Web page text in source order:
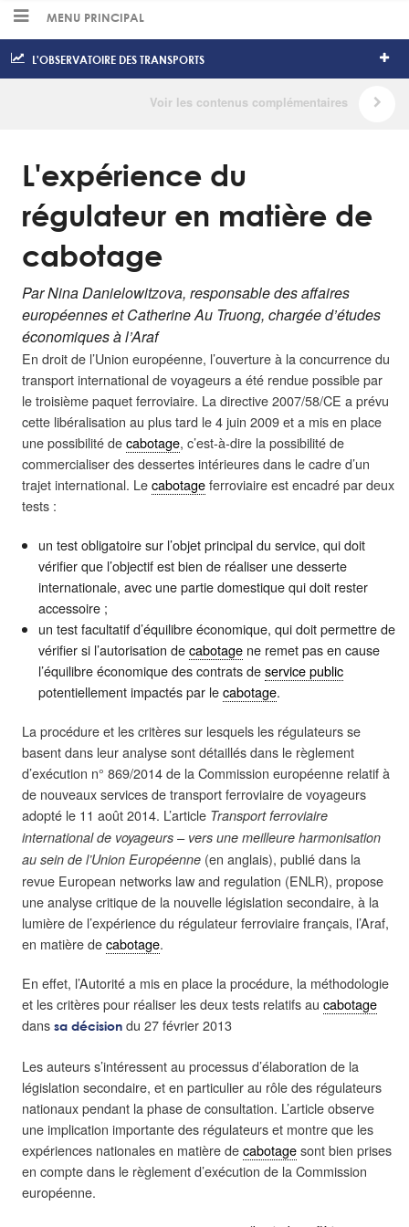
MENU PRINCIPAL
L'OBSERVATOIRE DES TRANSPORTS
L'expérience du
régulateur en matière de
cabotage
Par Nina Danielowitzova, responsable des affaires
européennes et Catherine Au Truong, chargée d’études
économiques à l’Araf
En droit de l’Union européenne, l’ouverture à la concurrence du
transport international de voyageurs a été rendue possible par
le troisième paquet ferroviaire. La directive 2007/58/CE a prévu
cette libéralisation au plus tard le 4 juin 2009 et a mis en place
une possibilité decabotage, c’est-à-dire la possibilité de
commercialiser des dessertes intérieures dans le cadre d’un
trajet international. Lecabotageferroviaire est encadré par deux
tests :
un test obligatoire sur l’objet principal du service, qui doit
vérifier que l’objectif est bien de réaliser une desserte
internationale, avec une partie domestique qui doit rester
accessoire ;
un test facultatif d’équilibre économique, qui doit permettre de
vérifier si l’autorisation decabotagene remet pas en cause
l’équilibre économique des contrats deservice public
potentiellement impactés par lecabotage.
La procédure et les critères sur lesquels les régulateurs se
basent dans leur analyse sont détaillés dans le règlement
d’exécution n° 869/2014 de la Commission européenne relatif à
de nouveaux services de transport ferroviaire de voyageurs
adopté le 11 août 2014. L’article Transport ferroviaire
international de voyageurs – vers une meilleure harmonisation
au sein de l’Union Européenne (en anglais), publié dans la
revue European networks law and regulation (ENLR), propose
une analyse critique de la nouvelle législation secondaire, à la
lumière de l’expérience du régulateur ferroviaire français, l’Araf,
en matière decabotage.
En effet, l’Autorité a mis en place la procédure, la méthodologie
et les critères pour réaliser les deux tests relatifs au cabotage
dans sa décision du 27 février 2013
Les auteurs s’intéressent au processus d’élaboration de la
législation secondaire, et en particulier au rôle des régulateurs
nationaux pendant la phase de consultation. L’article observe
une implication importante des régulateurs et montre que les
expériences nationales en matière decabotagesont bien prises
en compte dans le règlement d’exécution de la Commission
européenne.